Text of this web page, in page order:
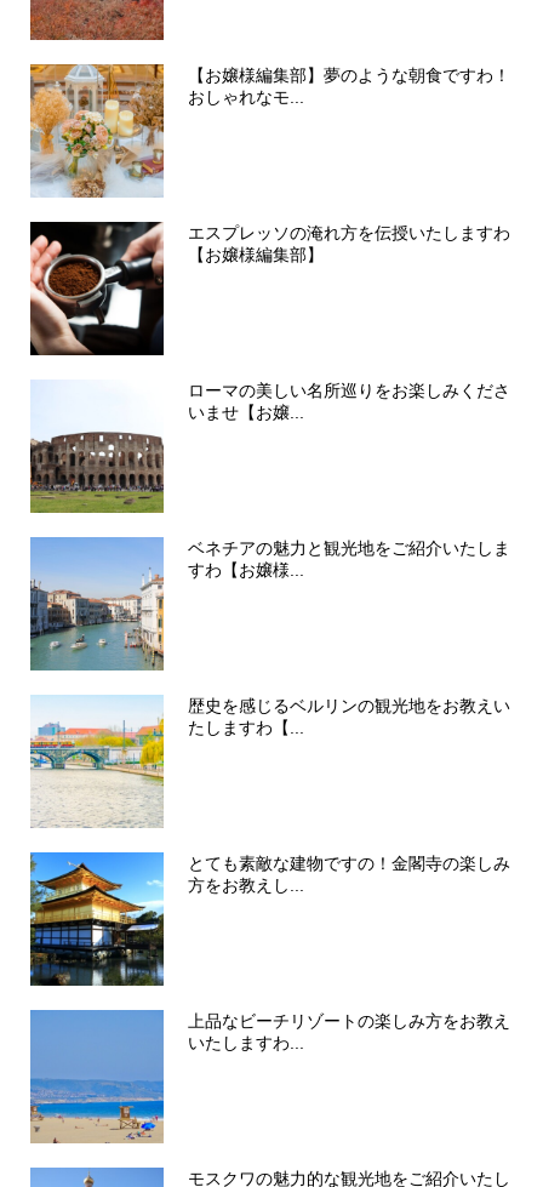
【お嬢様編集部】夢のような朝食ですわ！
おしゃれなモ...
エスプレッソの淹れ方を伝授いたしますわ
【お嬢様編集部】
ローマの美しい名所巡りをお楽しみくださ
いませ【お嬢...
ベネチアの魅力と観光地をご紹介いたしま
すわ【お嬢様...
歴史を感じるベルリンの観光地をお教えい
たしますわ【...
とても素敵な建物ですの！金閣寺の楽しみ
方をお教えし...
上品なビーチリゾートの楽しみ方をお教え
いたしますわ...
モスクワの魅力的な観光地をご紹介いたし